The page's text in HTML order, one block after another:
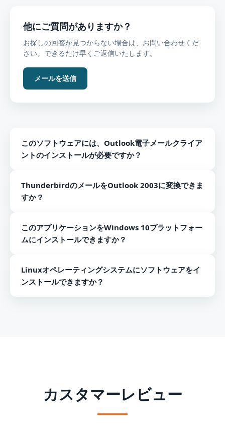
他にご質問がありますか？
お探しの回答が見つからない場合は、お問い合わせくだ
さい。できるだけ早くご返信いたします。
メールを送信
このソフトウェアには、Outlook電子メールクライア
ントのインストールが必要ですか？
必要はありません。 スタンドアロンツールには追加のツ
ールは必要ありません。
ThunderbirdのメールをOutlook 2003に変換できま
すか？
にも変換できます。
このアプリケーションをWindows 10プラットフォー
ムにインストールできますか？
Windowsプラットフォームで簡単に実行できます。
Linuxオペレーティングシステムにソフトウェアをイ
ンストールできますか？
カスタマーレビュー